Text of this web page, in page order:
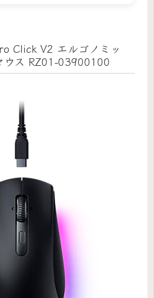
Click V2 エルゴノミッ
ウス RZ01-03900100